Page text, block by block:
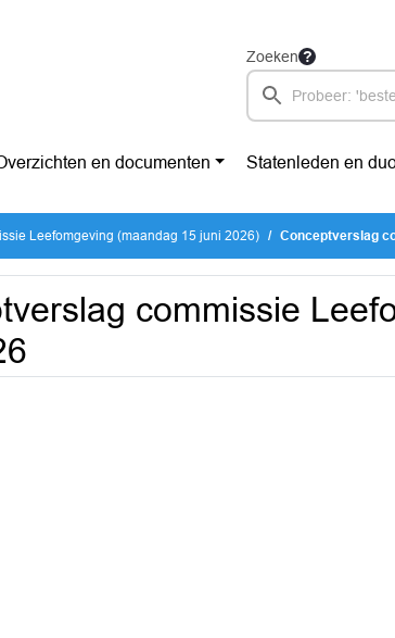
Zoeken
en documenten Statenleden en
Leefomgeving (maandag 15 juni 2026) Conceptverslag
commissie